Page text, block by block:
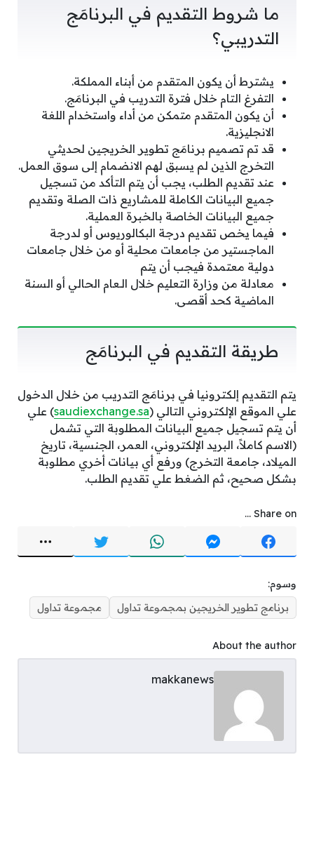
ما شروط التقديم في البرنامَج
التدريبي؟
يشترط أن يكون المتقدم من أبناء المملكة.
التفرغ التام خلال فترة التدريب في البرنامَج.
أن يكون المتقدم متمكن من أداء واستخدام اللغة
الانجليزية.
قد تم تصميم برنامَج تطوير الخريجين لحديثي
التخرج الذين لم يسبق لهم الانضمام إلى سوق العمل.
عند تقديم الطلب، يجب أن يتم التأكد من تسجيل
جميع البيانات الكاملة للمشاريع ذات الصلة وتقديم
جميع البيانات الخاصة بالخبرة العملية.
فيما يخص تقديم درجة البكالوريوس أو لدرجة
الماجستير من جامعات محلية أو من خلال جامعات
دولية معتمدة فيجب أن يتم
معادلة من وزارة التعليم خلال الـعام الحالي أو السنة
الماضية كحد أقصى.
طريقة التقديم في البرنامَج
يتم التقديم إلكترونيا في برنامَج التدريب من خلال الدخول
علي الموقع الإلكتروني التالي (saudiexchange.sa) علي
أن يتم تسجيل جميع البيانات المطلوبة التي تشمل
(الاسم كاملاً، البريد الإلكتروني، العمر، الجنسية، تاريخ
الميلاد، جامعة التخرج) ورفع أي بيانات أخري مطلوبة
بشكل صحيح، ثم الضغط علي تقديم الطلب.
Share on ...
وسوم:
برنامج تطوير الخريجين بمجموعة تداول
مجموعة تداول
About the author
makkanews